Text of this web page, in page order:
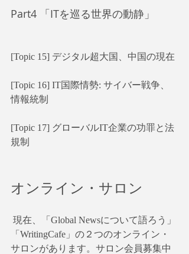
Part4 「ITを巡る世界の動静」
[Topic 15] デジタル超大国、中国の現在
[Topic 16] IT国際情勢: サイバー戦争、
情報統制
[Topic 17] グローバルIT企業の功罪と法
規制
オンライン・サロン
「WritingCafe」の２つのオンライン・
サロンがあります。サロン会員募集中